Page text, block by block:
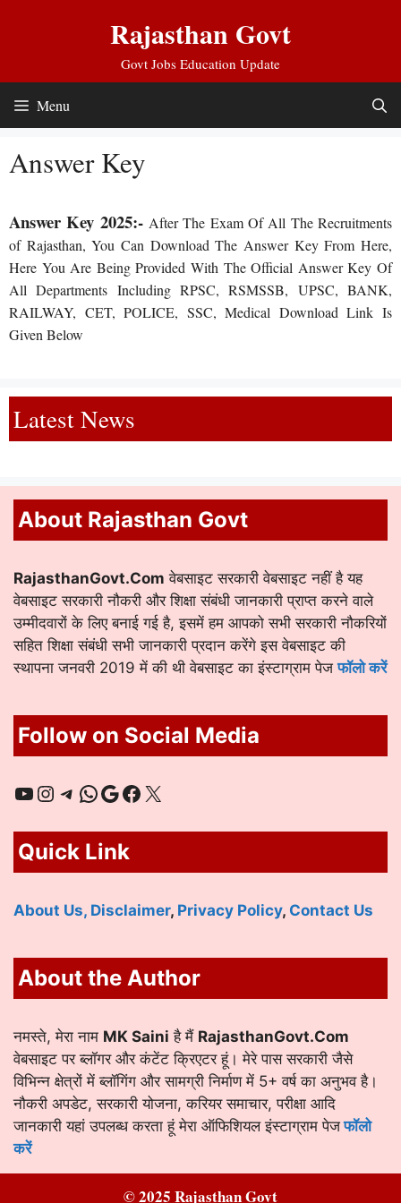
Rajasthan Govt
Govt Jobs Education Update
Menu
Answer Key
Answer Key 2025:- After The Exam Of All The Recruitments
of Rajasthan, You Can Download The Answer Key From Here,
Here You Are Being Provided With The Official Answer Key Of
All Departments Including RPSC, RSMSSB, UPSC, BANK,
RAILWAY, CET, POLICE, SSC, Medical Download Link Is
Given Below
Latest News
About Rajasthan Govt
RajasthanGovt.Com वेबसाइट सरकारी वेबसाइट नहीं है यह
वेबसाइट सरकारी नौकरी और शिक्षा संबंधी जानकारी प्राप्त करने वाले
उम्मीदवारों के लिए बनाई गई है, इसमें हम आपको सभी सरकारी नौकरियों
सहित शिक्षा संबंधी सभी जानकारी प्रदान करेंगे इस वेबसाइट की
स्थापना जनवरी 2019 में की थी वेबसाइट का इंस्टाग्राम पेजफॉलो करें
Follow on Social Media
YouTube
Instagram
Telegram
WhatsApp
Google
Facebook
X
Quick Link
About Us, Disclaimer, Privacy Policy, Contact Us
About the Author
नमस्ते, मेरा नाम MK Saini है मैं RajasthanGovt.Com
वेबसाइट पर ब्लॉगर और कंटेंट क्रिएटर हूं। मेरे पास सरकारी जैसे
विभिन्न क्षेत्रों में ब्लॉगिंग और सामग्री निर्माण में 5+ वर्ष का अनुभव है।
नौकरी अपडेट, सरकारी योजना, करियर समाचार, परीक्षा आदि
जानकारी यहां उपलब्ध करता हूं मेरा ऑफिशियल इंस्टाग्राम पेज फॉलो
करें
© 2025 Rajasthan Govt